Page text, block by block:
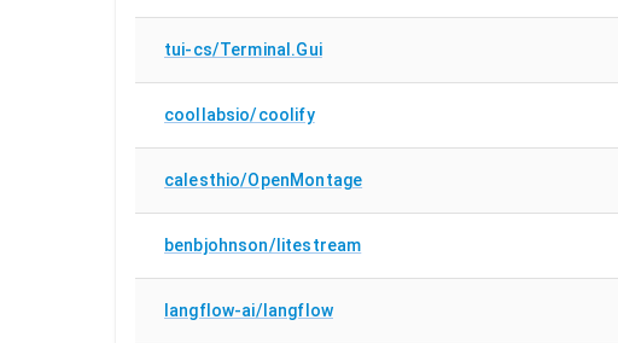
tui-cs/Terminal.Gui
coollabsio/coolify
calesthio/OpenMontage
benbjohnson/litestream
langflow-ai/langflow